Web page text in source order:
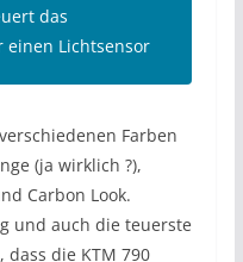
das
Lichtsensor
Farben
(ja wirklich ?),
Carbon Look.
und auch die teuerste
die KTM 790